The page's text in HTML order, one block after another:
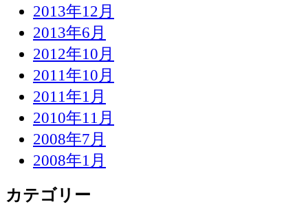
2013年12月
2013年6月
2012年10月
2011年10月
2011年1月
2010年11月
2008年7月
2008年1月
カテゴリー